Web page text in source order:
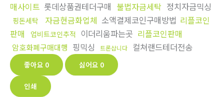
매사이트 롯데상품권테더구매 불법자금세탁 정치자금믹싱
핑돈세탁 자금현금화업체 소액결제코인구매방법 리플코인
판매
업비트코인추적 이더리움파는곳 리플코인판매
암호화폐구매대행 핑믹싱 트론삽니다 컬쳐랜드테더전송
좋아요 0 싫어요 0
인쇄